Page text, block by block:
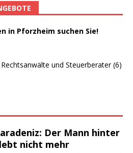
in Pforzheim suchen Sie!
Rechtsanwälte und Steuerberater (6)
Der Mann hinter
nicht mehr